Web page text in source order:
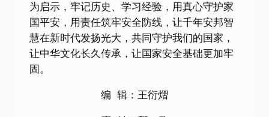
为启示，牢记历史、学习经验，用真心守护家
国平安，用责任筑牢安全防线，让千年安邦智
慧在新时代发扬光大，共同守护我们的国家，
让中华文化长久传承，让国家安全基础更加牢
固。
编 辑：王衍熠